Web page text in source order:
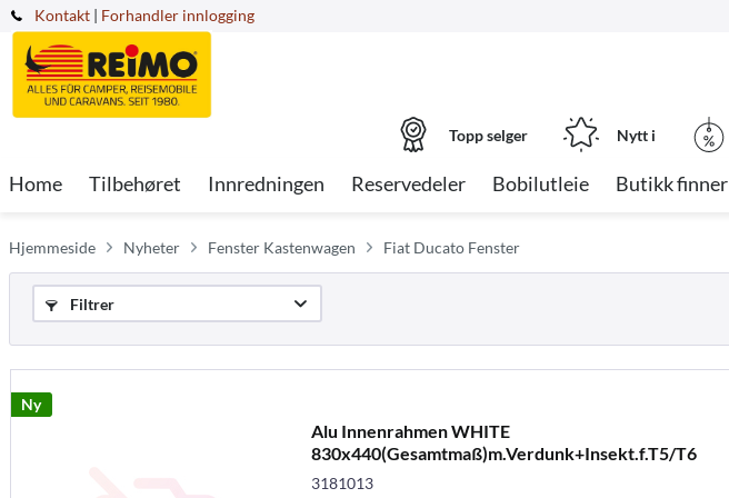
Kontakt | Forhandler innlogging
Topp selger Nytt i
Home Tilbehøret Innredningen Reservedeler Bobilutleie Butikk finner
Hjemmeside Nyheter Fenster Kastenwagen Fiat Ducato Fenster
Filtrer
Ny
Alu Innenrahmen WHITE
830x440(Gesamtmaß)m.Verdunk+Insekt.f.T5/T6
Ausst
3181013